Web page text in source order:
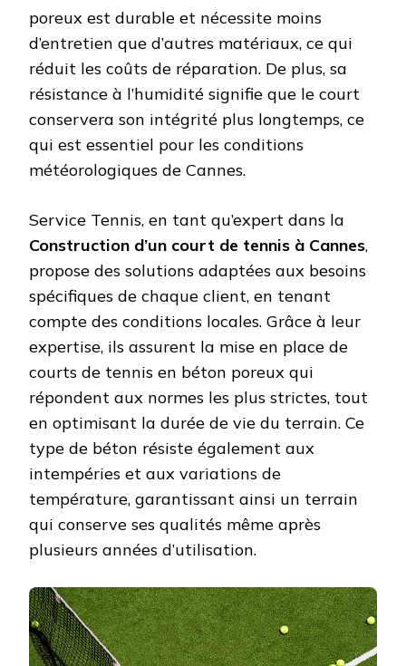
poreux est durable et nécessite moins
d’entretien que d’autres matériaux, ce qui
réduit les coûts de réparation. De plus, sa
résistance à l’humidité signifie que le court
conservera son intégrité plus longtemps, ce
qui est essentiel pour les conditions
météorologiques de Cannes.
Service Tennis, en tant qu’expert dans la
Construction d’un court de tennis à Cannes,
propose des solutions adaptées aux besoins
spécifiques de chaque client, en tenant
compte des conditions locales. Grâce à leur
expertise, ils assurent la mise en place de
courts de tennis en béton poreux qui
répondent aux normes les plus strictes, tout
en optimisant la durée de vie du terrain. Ce
type de béton résiste également aux
intempéries et aux variations de
température, garantissant ainsi un terrain
qui conserve ses qualités même après
plusieurs années d’utilisation.